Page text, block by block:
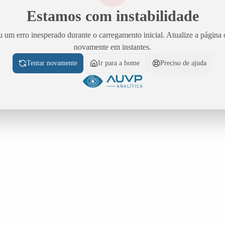
Estamos com instabilidade
um erro inesperado durante o carregamento inicial. Atualize a página
novamente em instantes.
Tentar novamente Ir para a home Preciso de ajuda